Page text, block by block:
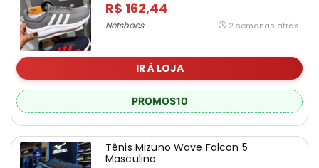
R$ 162,44
Netshoes 2 semanas atrás
IR À LOJA
PROMOS10
Tênis Mizuno Wave Falcon 5
Masculino